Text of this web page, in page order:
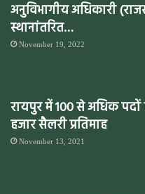
अनुविभागीय अधिकारी
स्थानांतरित…
November 19, 2022
रायपुर में 100 से अधिक पदों
हजार सैलरी प्रतिमाह
November 13, 2021